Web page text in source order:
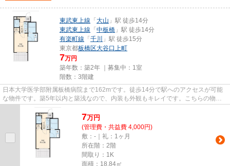
東武東上線 「 大山 」駅 徒歩14分
東武東上線 「 中板橋 」駅 徒歩14分
有楽町線 「 千川
」駅 徒歩15分
東京都板橋区大谷口上町
7万円
築年数：築2年 ｜募集中： 1室
階数：3階建
日本大学医学部附属板橋病院まで162mです。徒歩14分で駅へのアクセスが可能
な物件です。築5年以内と築浅なので、内装も外観もキレイです。こちらの物件
はアパートです。いつでも03-691...
7万円
(管理費・共益費 4,000円)
敷：-｜礼：1ヶ月
所在階：2階
間取り：1K
面積：18.84㎡